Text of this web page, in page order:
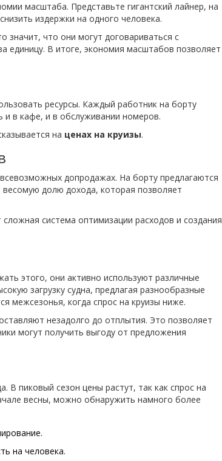
масштаба. Представьте гигантский лайнер, на
издержки на одного человека.
значит, что они могут договариваться с
единицу. В итоге, экономия масштабов позволяет
ресурсы. Каждый работник на борту
и в кафе, и в обслуживании номеров.
на ценах на круизы.
допродажах. На борту предлагаются
весомую долю дохода, которая позволяет
система оптимизации расходов и создания
этого, они активно используют различные
загрузку судна, предлагая разнообразные
межсезонья, когда спрос на круизы ниже.
незадолго до отплытия. Это позволяет
могут получить выгоду от предложения
В пиковый сезон цены растут, так как спрос на
весны, можно обнаружить намного более
на человека.